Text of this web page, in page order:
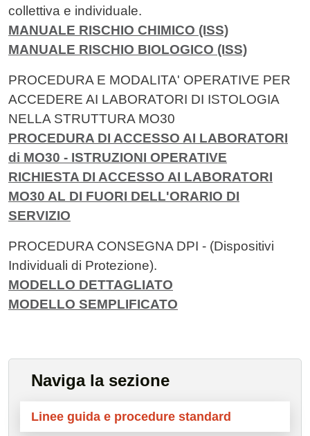
collettiva e individuale.
MANUALE RISCHIO CHIMICO (ISS)
MANUALE RISCHIO BIOLOGICO (ISS)
PROCEDURA E MODALITA' OPERATIVE PER
ACCEDERE AI LABORATORI DI ISTOLOGIA
NELLA STRUTTURA MO30
PROCEDURA DI ACCESSO AI LABORATORI
di MO30 - ISTRUZIONI OPERATIVE
RICHIESTA DI ACCESSO AI LABORATORI
MO30 AL DI FUORI DELL'ORARIO DI
SERVIZIO
PROCEDURA CONSEGNA DPI - (Dispositivi
Individuali di Protezione).
MODELLO DETTAGLIATO
MODELLO SEMPLIFICATO
Naviga la sezione
Linee guida e procedure standard